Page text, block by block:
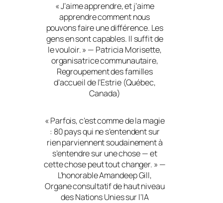
«J’aime apprendre, et j’aime
apprendre comment nous
pouvons faire une différence. Les
gens en sont capables. Il suffit de
le vouloir.» — Patricia Morisette,
organisatrice communautaire,
Regroupement des familles
d’accueil de l’Estrie (Québec,
Canada)
« Parfois, c’est comme de la magie
: 80 pays qui ne s’entendent sur
rien parviennent soudainement à
s’entendre sur une chose — et
cette chose peut tout changer. » —
L’honorable Amandeep Gill,
Organe consultatif de haut niveau
des Nations Unies sur l’IA